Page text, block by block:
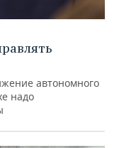
автономного
надо